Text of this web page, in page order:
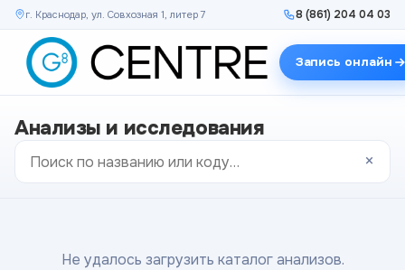
г. Краснодар, ул. Совхозная 1, литер 7 8 (861) 204 04 03
Запись онлайн
Анализы и исследования
×
Не удалось загрузить каталог анализов.